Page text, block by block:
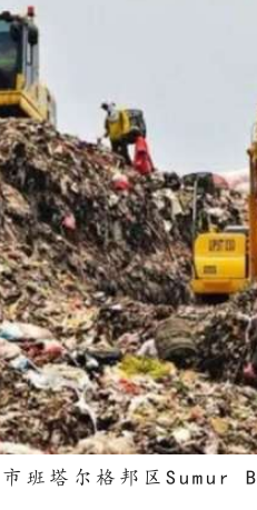
班塔尔格邦区Sumur